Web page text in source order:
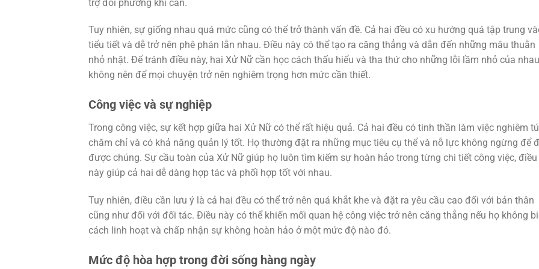
trợ đối phương khi cần.
Tuy nhiên, sự giống nhau quá mức cũng có thể trở thành vấn đề. Cả hai đều có xu hướng quá tập trung
tiểu tiết và dễ trở nên phê phán lẫn nhau. Điều này có thể tạo ra căng thẳng và dẫn đến những mâu thuẫn
nhỏ nhặt. Để tránh điều này, hai Xử Nữ cần học cách thấu hiểu và tha thứ cho những lỗi lầm nhỏ của
không nên để mọi chuyện trở nên nghiêm trọng hơn mức cần thiết.
Công việc và sự nghiệp
Trong công việc, sự kết hợp giữa hai Xử Nữ có thể rất hiệu quả. Cả hai đều có tinh thần làm việc nghiêm
chăm chỉ và có khả năng quản lý tốt. Họ thường đặt ra những mục tiêu cụ thể và nỗ lực không ngừng để
được chúng. Sự cầu toàn của Xử Nữ giúp họ luôn tìm kiếm sự hoàn hảo trong từng chi tiết công việc, điều
này giúp cả hai dễ dàng hợp tác và phối hợp tốt với nhau.
Tuy nhiên, điều cần lưu ý là cả hai đều có thể trở nên quá khắt khe và đặt ra yêu cầu cao đối với bản thân
cũng như đối với đối tác. Điều này có thể khiến mối quan hệ công việc trở nên căng thẳng nếu họ không
cách linh hoạt và chấp nhận sự không hoàn hảo ở một mức độ nào đó.
Mức độ hòa hợp trong đời sống hàng ngày